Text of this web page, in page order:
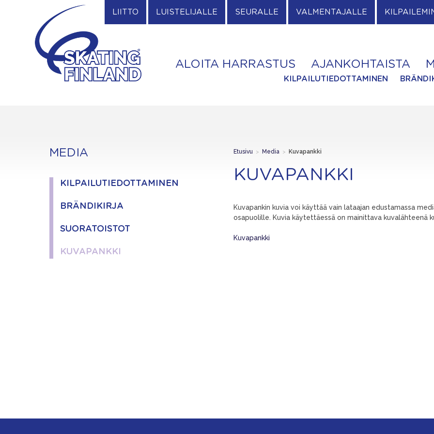
LIITTO LUISTELIJALLE SEURALLE VALMENTAJALLE
ALOITA HARRASTUS AJANKOHTAISTA
KILPAILUTIEDOTTAMINEN
MEDIA
KILPAILUTIEDOTTAMINEN
BRÄNDIKIRJA
SUORATOISTOT
KUVAPANKKI
Etusivu > Media > Kuvapankki
KUVAPANKKI
Kuvapankin kuvia voi käyttää vain lataajan edustamassa
osapuolille. Kuvia käytettäessä on mainittava kuvalähteenä
Kuvapankki